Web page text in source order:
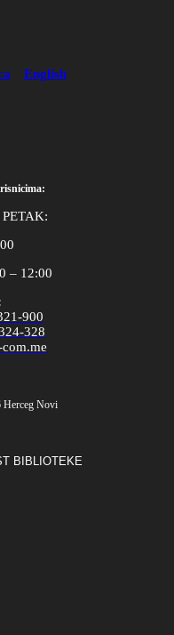
English
– 12:00
900
328
com.me
Herceg Novi
BIBLIOTEKE